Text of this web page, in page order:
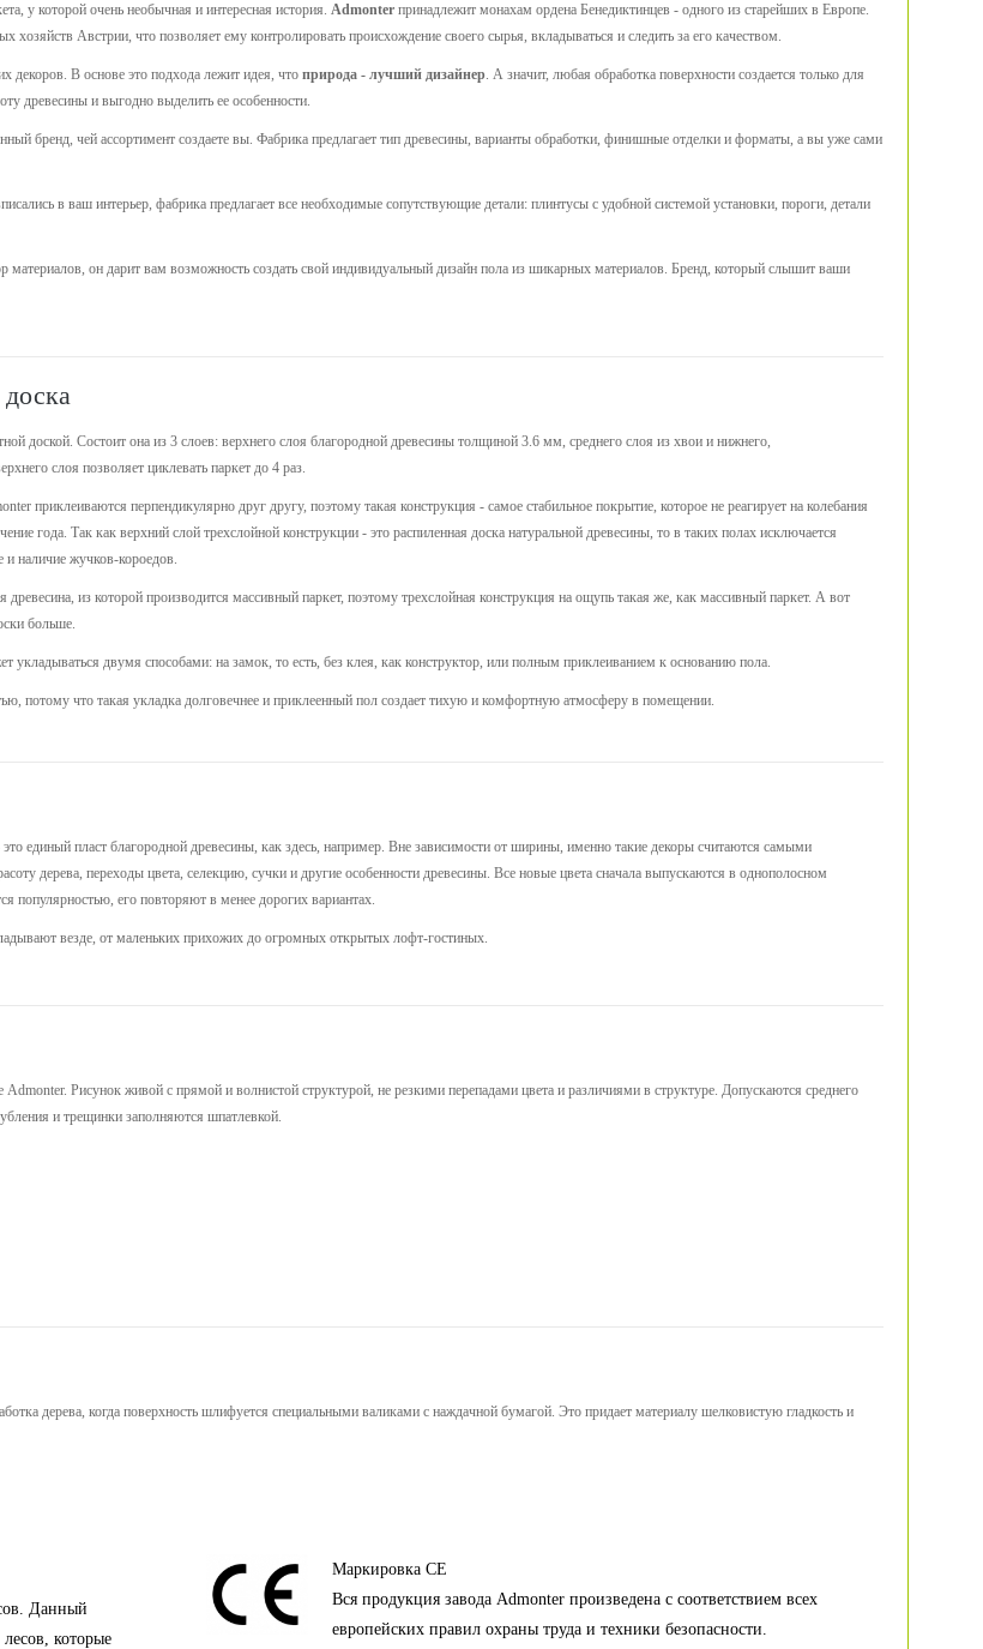
у которой очень необычная и интересная история. Admonter принадлежит монахам ордена Бенедиктинцев - одного из старейших в Европе.
хозяйств Австрии, что позволяет ему контролировать происхождение своего сырья, вкладываться и следить за его качеством.
В основе это подхода лежит идея, что природа - лучший дизайнер. А значит, любая обработка поверхности создается только для
древесины и выгодно выделить ее особенности.
бренд, чей ассортимент создаете вы. Фабрика предлагает тип древесины, варианты обработки, финишные отделки и форматы, а вы уже сами
в ваш интерьер, фабрика предлагает все необходимые сопутствующие детали: плинтусы с удобной системой установки, пороги, детали
материалов, он дарит вам возможность создать свой индивидуальный дизайн пола из шикарных материалов. Бренд, который слышит ваши
доской. Состоит она из 3 слоев: верхнего слоя благородной древесины толщиной 3.6 мм, среднего слоя из хвои и нижнего,
слоя позволяет циклевать паркет до 4 раз.
приклеиваются перпендикулярно друг другу, поэтому такая конструкция - самое стабильное покрытие, которое не реагирует на колебания
года. Так как верхний слой трехслойной конструкции - это распиленная доска натуральной древесины, то в таких полах исключается
и наличие жучков-короедов.
из которой производится массивный паркет, поэтому трехслойная конструкция на ощупь такая же, как массивный паркет. А вот
больше.
укладываться двумя способами: на замок, то есть, без клея, как конструктор, или полным приклеиванием к основанию пола.
потому что такая укладка долговечнее и приклеенный пол создает тихую и комфортную атмосферу в помещении.
единый пласт благородной древесины, как здесь, например. Вне зависимости от ширины, именно такие декоры считаются самыми
дерева, переходы цвета, селекцию, сучки и другие особенности древесины. Все новые цвета сначала выпускаются в однополосном
популярностью, его повторяют в менее дорогих вариантах.
везде, от маленьких прихожих до огромных открытых лофт-гостиных.
Admonter. Рисунок живой с прямой и волнистой структурой, не резкими перепадами цвета и различиями в структуре. Допускаются среднего
и трещинки заполняются шпатлевкой.
дерева, когда поверхность шлифуется специальными валиками с наждачной бумагой. Это придает материалу шелковистую гладкость и
Маркировка CE
Вся продукция завода Admonter произведена с соответствием всех
европейских правил охраны труда и техники безопасности.
Данный
которые